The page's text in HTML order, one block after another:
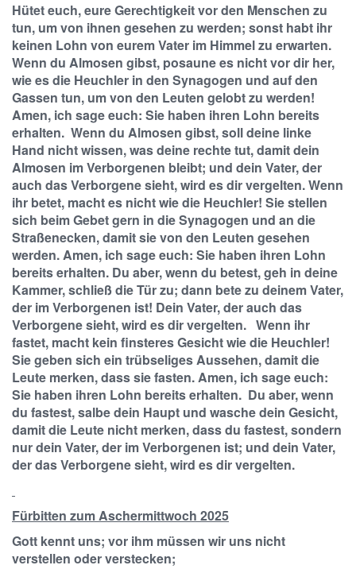
Hütet euch, eure Gerechtigkeit vor den Menschen zu
tun, um von ihnen gesehen zu werden; sonst habt ihr
keinen Lohn von eurem Vater im Himmel zu erwarten.
Wenn du Almosen gibst, posaune es nicht vor dir her,
wie es die Heuchler in den Synagogen und auf den
Gassen tun, um von den Leuten gelobt zu werden!
Amen, ich sage euch: Sie haben ihren Lohn bereits
erhalten. Wenn du Almosen gibst, soll deine linke
Hand nicht wissen, was deine rechte tut, damit dein
Almosen im Verborgenen bleibt; und dein Vater, der
auch das Verborgene sieht, wird es dir vergelten. Wenn
ihr betet, macht es nicht wie die Heuchler! Sie stellen
sich beim Gebet gern in die Synagogen und an die
Straßenecken, damit sie von den Leuten gesehen
werden. Amen, ich sage euch: Sie haben ihren Lohn
bereits erhalten. Du aber, wenn du betest, geh in deine
Kammer, schließ die Tür zu; dann bete zu deinem Vater,
der im Verborgenen ist! Dein Vater, der auch das
Verborgene sieht, wird es dir vergelten. Wenn ihr
fastet, macht kein finsteres Gesicht wie die Heuchler!
Sie geben sich ein trübseliges Aussehen, damit die
Leute merken, dass sie fasten. Amen, ich sage euch:
Sie haben ihren Lohn bereits erhalten. Du aber, wenn
du fastest, salbe dein Haupt und wasche dein Gesicht,
damit die Leute nicht merken, dass du fastest, sondern
nur dein Vater, der im Verborgenen ist; und dein Vater,
der das Verborgene sieht, wird es dir vergelten.
Fürbitten zum Aschermittwoch 2025
Gott kennt uns; vor ihm müssen wir uns nicht
verstellen oder verstecken;